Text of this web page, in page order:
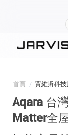
首頁 / 賈維斯科
Aqara 台
Matter全
快速連結
精品家電
登入後可查看訂單
密碼